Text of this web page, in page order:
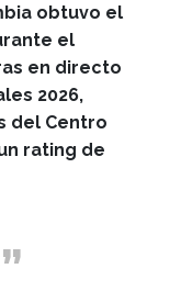
obtuvo el
el
en directo
2026,
del Centro
rating de